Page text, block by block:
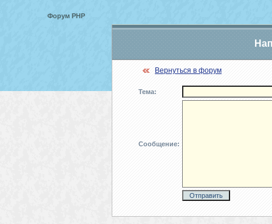
Форум PHP
Вернуться в форум
Тема:
Сообщение: